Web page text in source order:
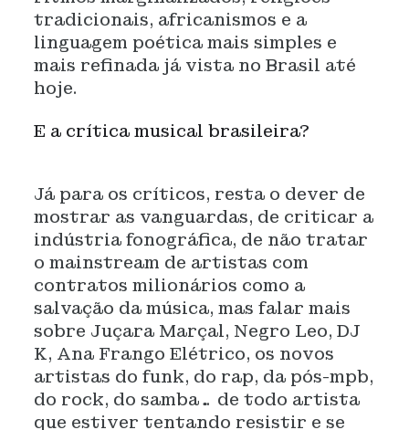
tradicionais, africanismos e a
linguagem poética mais simples e
mais refinada já vista no Brasil até
hoje.
E a crítica musical brasileira?
Já para os críticos, resta o dever de
mostrar as vanguardas, de criticar a
indústria fonográfica, de não tratar
o mainstream de artistas com
contratos milionários como a
salvação da música, mas falar mais
sobre Juçara Marçal, Negro Leo, DJ
K, Ana Frango Elétrico, os novos
artistas do funk, do rap, da pós-mpb,
do rock, do samba… de todo artista
que estiver tentando resistir e se